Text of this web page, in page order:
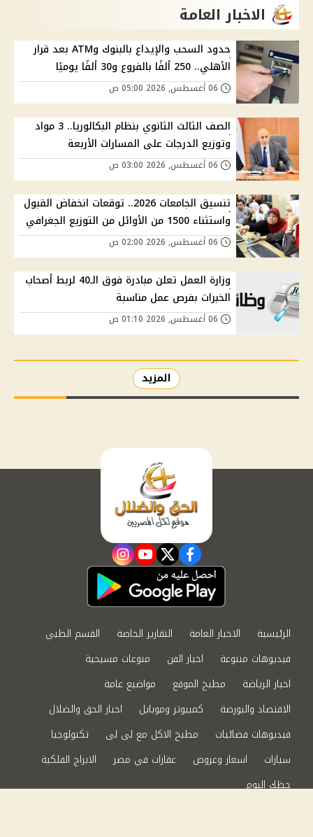
الاخبار العامة
حدود السحب والإيداع بالبنوك وATM بعد قرار
الأهلي.. 250 ألفًا بالفروع و30 ألفًا يوميًا
الصف الثالث الثانوي بنظام البكالوريا.. 3 مواد
وتوزيع الدرجات على المسارات الأربعة
تنسيق الجامعات 2026.. توقعات انخفاض القبول
واستثناء 1500 من الأوائل من التوزيع الجغرافي
وزارة العمل تعلن مبادرة فوق الـ40 لربط أصحاب
الخبرات بفرص عمل مناسبة
المزيد
facebook
twitter
youtube
instagram
الرئيسية الاخبار العامة التقارير الخاصة
القسم الطبي
فيديوهات متنوعة
اخبار الفن
منوعات مسيحية
اخبار الرياضة
مطبخ الموقع
مواضيع عامة
الاقتصاد والبورصة
كمبيوتر وموبايل
اخبار الحق والضلال
فيديوهات فضائيات
مطبخ الاكل مع لى لى
تكنولوجيا
سيارات
اسعار وعروض عقارات في مصر
الابراج الفلكية
حظك اليوم